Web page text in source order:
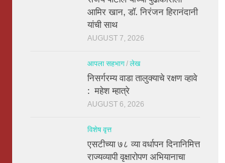
आमिर खान, डॉ. निरंजन हिरानंदानी
यांची साथ
AUGUST 7, 2026
आपला सहभाग/ लेख
निसर्गरम्य वाडा तालुक्याचे रक्षण व्हावे
: महेश म्हात्रे
AUGUST 6, 2026
विशेष वृत्त
एसटीच्या ७८ व्या वर्धापन दिनानिमित्त
राज्यव्यापी वृक्षारोपण अभियानाचा